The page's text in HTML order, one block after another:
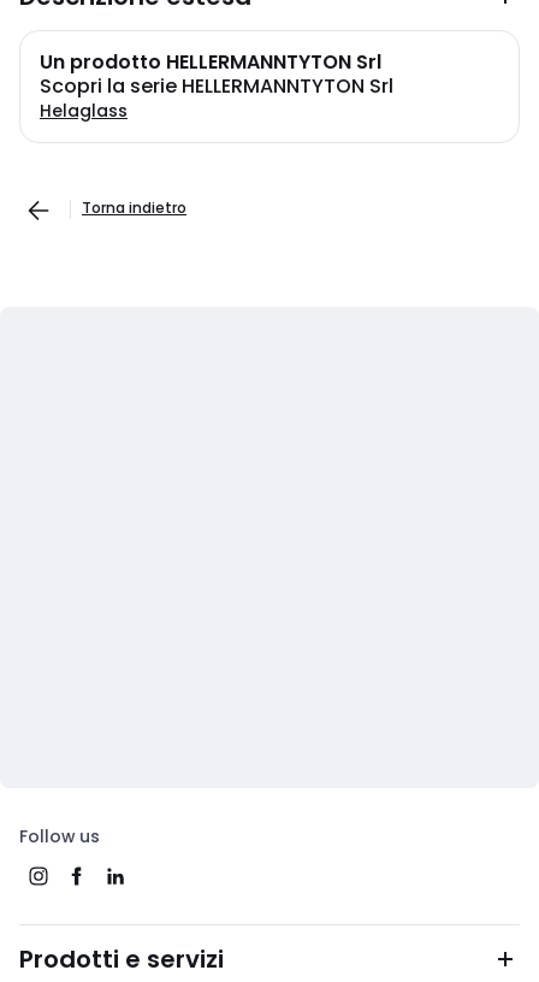
Un prodotto HELLERMANNTYTON Srl
Scopri la serie HELLERMANNTYTON Srl
Helaglass
Torna indietro
Follow us
Prodotti e servizi